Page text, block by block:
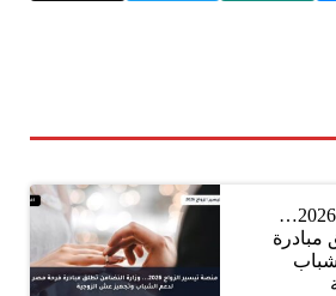
منصة تيسير الزواج 2026…
مبادرة